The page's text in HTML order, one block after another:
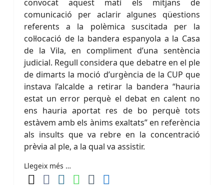
convocat aquest matí els mitjans de
comunicació per aclarir algunes qüestions
referents a la polèmica suscitada per la
col·locació de la bandera espanyola a la Casa
de la Vila, en compliment d’una sentència
judicial. Regull considera que debatre en el ple
de dimarts la moció d’urgència de la CUP que
instava l’alcalde a retirar la bandera “hauria
estat un error perquè el debat en calent no
ens hauria aportat res de bo perquè tots
estàvem amb els ànims exaltats” en referència
als insults que va rebre en la concentració
prèvia al ple, a la qual va assistir.
Llegeix més …